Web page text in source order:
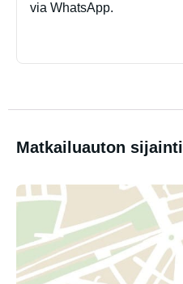
via WhatsApp.
Matkailuauton sijainti